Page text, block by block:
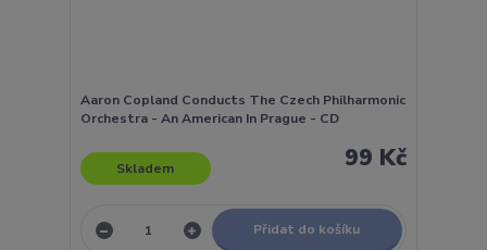
Aaron Copland Conducts The Czech Philharmonic
Orchestra - An American In Prague - CD
99 Kč
Skladem
Přidat do košíku